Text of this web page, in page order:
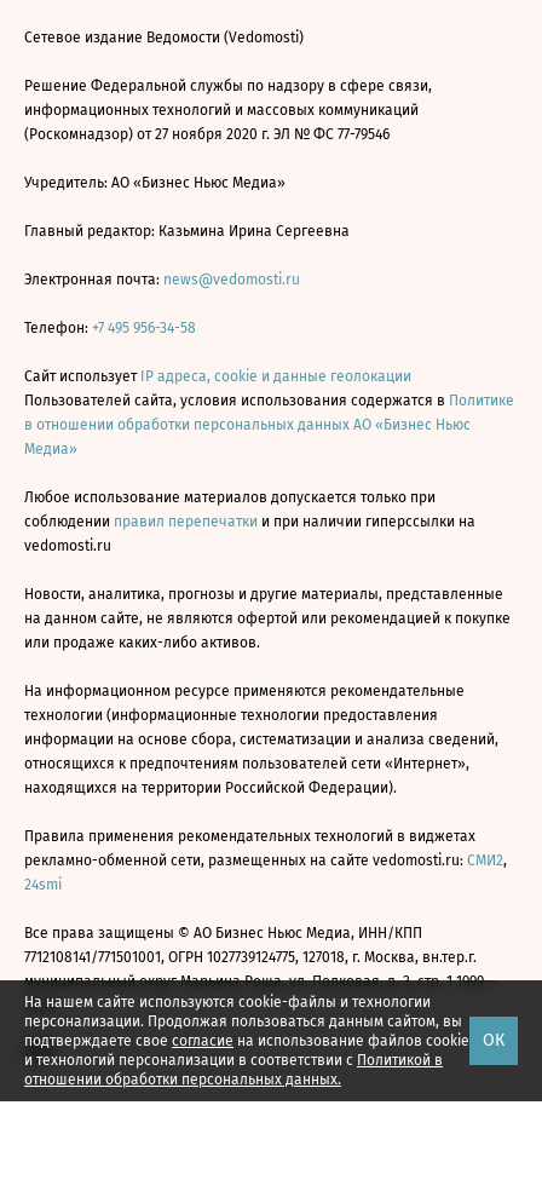
На нашем сайте используются cookie-файлы и технологии
персонализации. Продолжая пользоваться данным сайтом, вы
подтверждаете свое согласие на использование файлов cookie
и технологий персонализации в соответствии с Политикой в
отношении обработки персональных данных.
ОК
Сетевое издание Ведомости (Vedomosti)
Решение Федеральной службы по надзору в сфере связи,
информационных технологий и массовых коммуникаций
(Роскомнадзор) от 27 ноября 2020 г. ЭЛ № ФС 77-79546
Учредитель: АО «Бизнес Ньюс Медиа»
Главный редактор: Казьмина Ирина Сергеевна
Электронная почта: news@vedomosti.ru
Телефон: +7 495 956-34-58
Сайт использует IP адреса, cookie и данные геолокации
Пользователей сайта, условия использования содержатся в Политике
в отношении обработки персональных данных АО «Бизнес Ньюс
Медиа»
Любое использование материалов допускается только при
соблюдении правил перепечатки и при наличии гиперссылки на
vedomosti.ru
Новости, аналитика, прогнозы и другие материалы, представленные
на данном сайте, не являются офертой или рекомендацией к покупке
или продаже каких-либо активов.
На информационном ресурсе применяются рекомендательные
технологии (информационные технологии предоставления
информации на основе сбора, систематизации и анализа сведений,
относящихся к предпочтениям пользователей сети «Интернет»,
находящихся на территории Российской Федерации).
Правила применения рекомендательных технологий в виджетах
рекламно-обменной сети, размещенных на сайте vedomosti.ru: СМИ2,
24smi
Все права защищены © АО Бизнес Ньюс Медиа, ИНН/КПП
7712108141/771501001, ОГРН 1027739124775, 127018, г. Москва, вн.тер.г.
муниципальный округ Марьина Роща, ул. Полковая, д. 3, стр. 1 1999—
2026